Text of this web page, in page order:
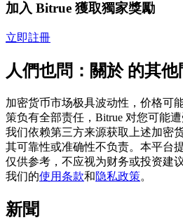
跟單
與頂尖交易專家同行
加入 Bitrue 獲取獨家獎勵
立即註冊
人們也問：關於 的其他
加密货币市场极具波动性，价格可
策负有全部责任，Bitrue 对您可能
我们依赖第三方来源获取上述加密
其可靠性或准确性不负责。本平台
仅供参考，不应视为财务或投资建
我们的使用条款和隐私政策。
新聞